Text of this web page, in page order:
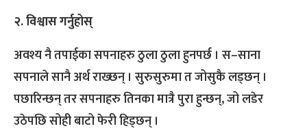
२. विश्वास गर्नुहोस्
अवश्य नै तपाईका सपनाहरु ठुला ठुला हुनपर्छ । स–साना
सपनाले सानै अर्थ राख्छन् । सुरुसुरुमा त जोसुकै लड्छन् ।
पछारिन्छन् तर सपनाहरु तिनका मात्रै पुरा हुन्छन्, जो लडेर
उठेपछि सोही बाटो फेरी हिड्छन् ।